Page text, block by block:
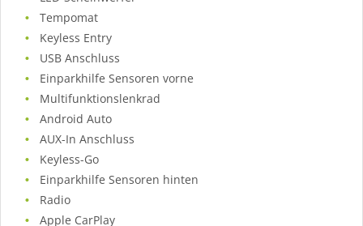
Tempomat
Keyless Entry
USB Anschluss
Einparkhilfe Sensoren vorne
Multifunktionslenkrad
Android Auto
AUX-In Anschluss
Keyless-Go
Einparkhilfe Sensoren hinten
Radio
Apple CarPlay